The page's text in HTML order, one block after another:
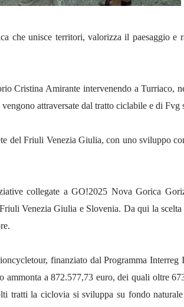
che unisce territori, valorizza il paesaggio
Cristina Amirante intervenendo a
attraversate dal tratto ciclabile e di
del Friuli Venezia Giulia, con uno sviluppo
collegate a GO!2025 Nova Gorica
Venezia Giulia e Slovenia. Da qui la
finanziato dal Programma
a 872.577,73 euro, dei quali oltre
tratti la ciclovia si sviluppa su fondo